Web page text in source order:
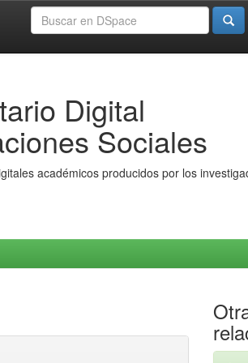
Digital
Sociales
académicos producidos por los